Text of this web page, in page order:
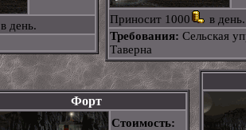
в день.
Приносит 1000
в день.
Требования: Сельская
Таверна
Форт
Стоимость: